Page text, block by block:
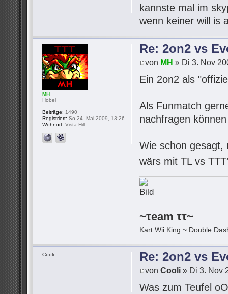
kannste mal im
wenn keiner will is
Re: 2on2 vs
von MH » Di 3. Nov
Ein 2on2 als
Als Funmatch
nachfragen
Wie schon gesagt,
wärs mit TL vs
~τeam ττ~
Kart Wii King ~ Double
MH
Hobel
Beiträge: 1490
Registriert: So 24. Mai 2009, 13:26
Wohnort: Vista Hill
Re: 2on2 vs
vonCooli » Di 3. Nov
Was zum Teufel
Cooli